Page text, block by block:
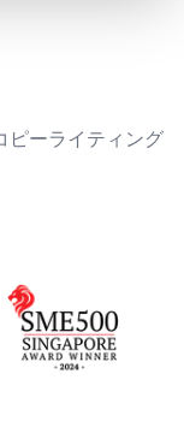
ピーライティング